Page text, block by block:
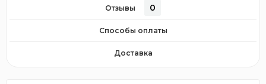
Отзывы 0
Способы оплаты
Доставка